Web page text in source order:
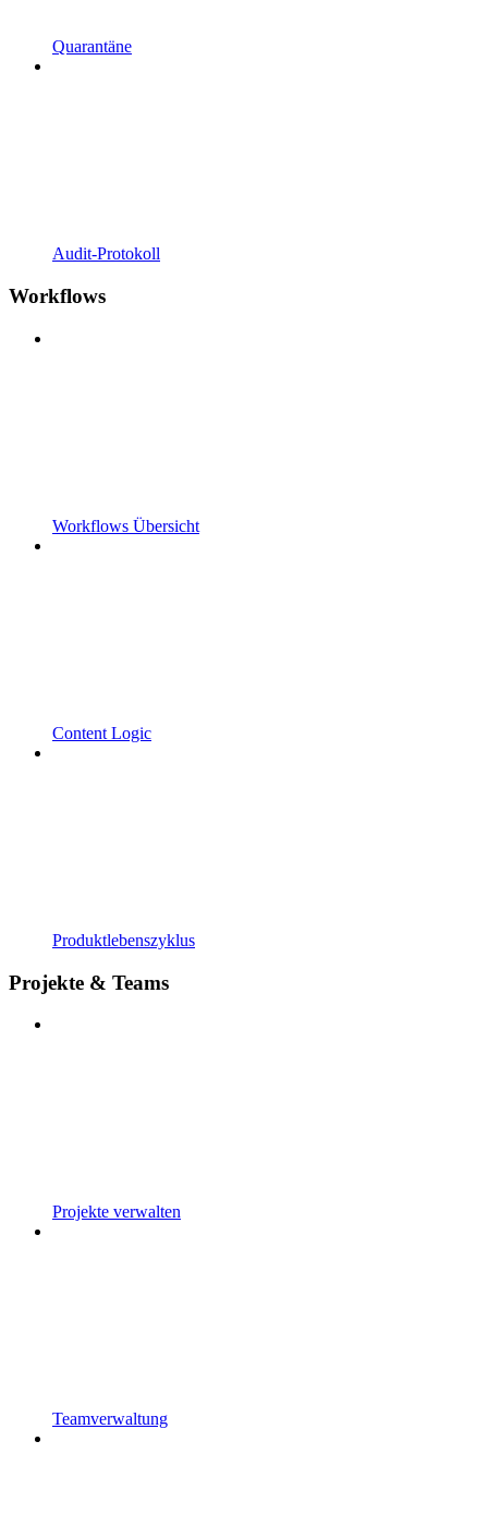
Quarantäne
Audit-Protokoll
Workflows
Workflows Übersicht
Content Logic
Produktlebenszyklus
Projekte & Teams
Projekte verwalten
Teamverwaltung